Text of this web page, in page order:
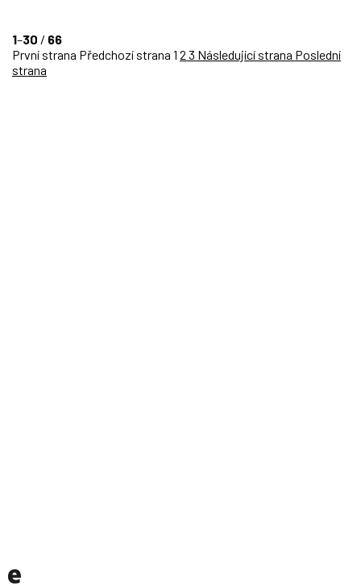
1–30 / 66
První strana Předchozí strana 1 2 3 Následující strana Poslední
strana